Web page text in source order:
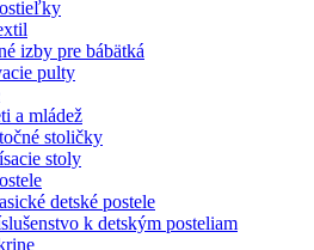
izby pre bábätká
pulty
a mládež
stoličky
stoly
detské postele
k detským posteliam